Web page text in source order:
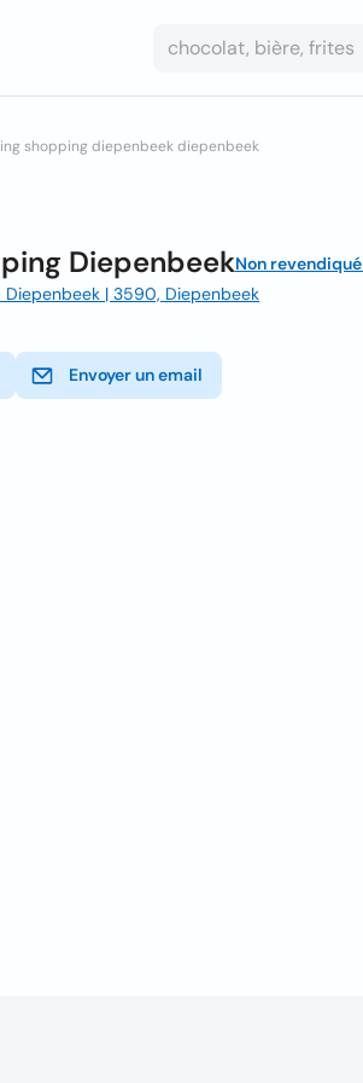
shopping diepenbeek diepenbeek
DiepenbeekNon revendiqué
| 3590, Diepenbeek
Envoyer un email